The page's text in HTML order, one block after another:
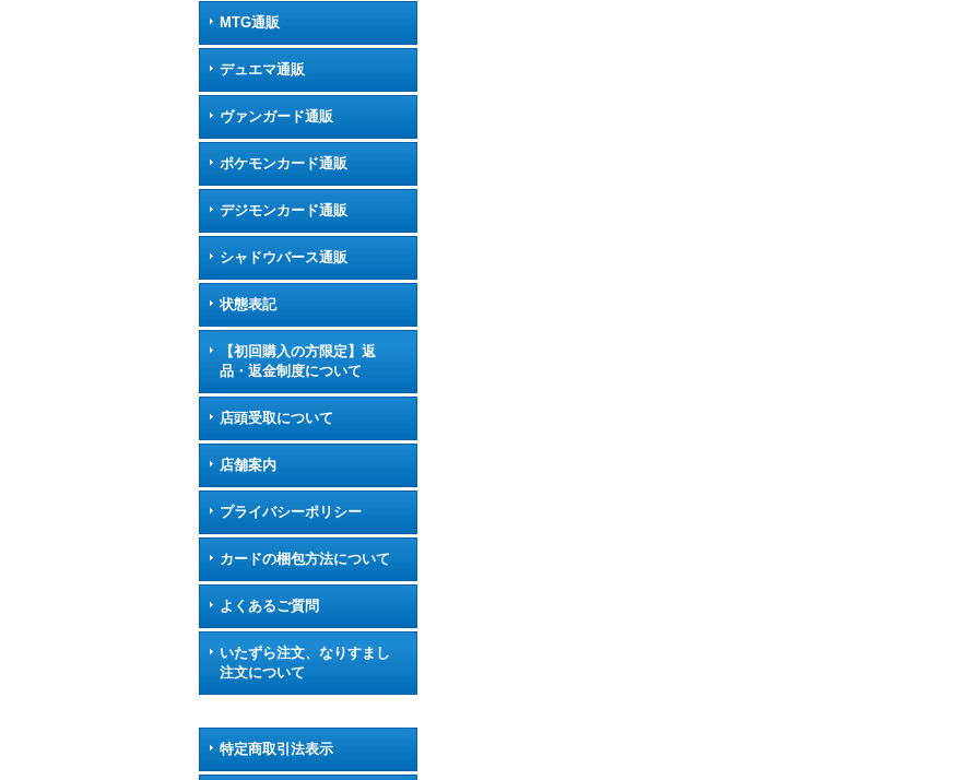
MTG通販
デュエマ通販
ヴァンガード通販
ポケモンカード通販
デジモンカード通販
シャドウバース通販
状態表記
【初回購入の方限定】返
品・返金制度について
店頭受取について
店舗案内
プライバシーポリシー
カードの梱包方法について
よくあるご質問
いたずら注文、なりすまし
注文について
特定商取引法表示